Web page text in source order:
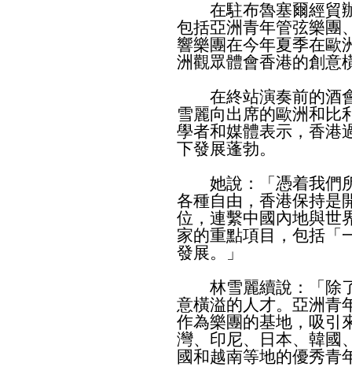
在駐布魯塞爾經貿辦
包括亞洲青年管弦樂團
響樂團在今年夏季在歐
洲觀眾體會香港的創意
在終站演奏前的酒會
雪麗向出席的歐洲和比
學者和媒體表示，香港
下發展蓬勃。
她說：「憑着我們所
各種自由，香港保持是
位，連繫中國內地與世
家的重點項目，包括「
發展。」
林雪麗續說：「除了
意橫溢的人才。亞洲青
作為樂團的基地，吸引
灣、印尼、日本、韓國
國和越南等地的優秀青